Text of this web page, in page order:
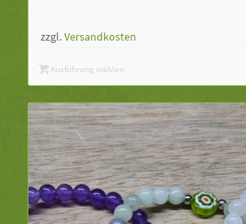
zzgl.Versandkosten
Ausführung wählen